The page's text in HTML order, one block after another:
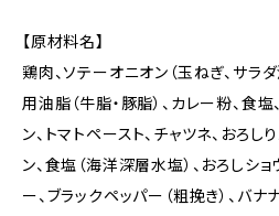
【原材料名】
鶏肉、ソテーオニオン（玉ねぎ、サラ
用油脂（牛脂・豚脂）、カレー粉、食
ン、トマトペースト、チャツネ、おろし
ン、食塩（海洋深層水塩）、おろしショ
ー、ブラックペッパー（粗挽き）、バ